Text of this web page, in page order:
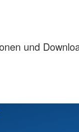
und